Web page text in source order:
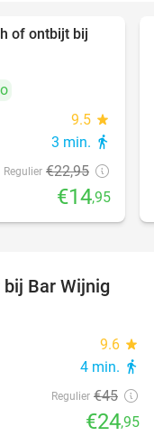
35%
of ontbijt bij
9.5 star
3 min. directions_walk
Regulier €22,95
€14,95
45%
Bar Wijnig
9.6 star
4 min. directions_walk
Regulier €45
€24,95